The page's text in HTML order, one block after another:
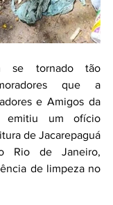
se tornado tão
que a
e Amigos da
emitiu um ofício
de Jacarepaguá
Rio de Janeiro,
de limpeza no